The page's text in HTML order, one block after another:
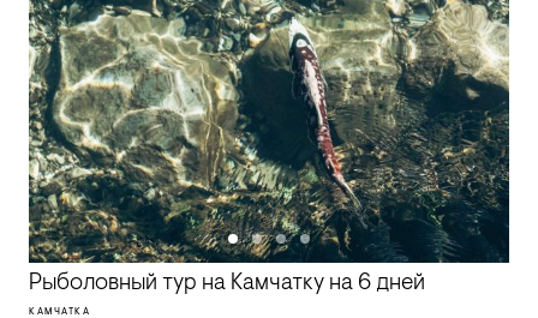
Рыболовный тур на Камчатку на 6 дней
КАМЧАТКА